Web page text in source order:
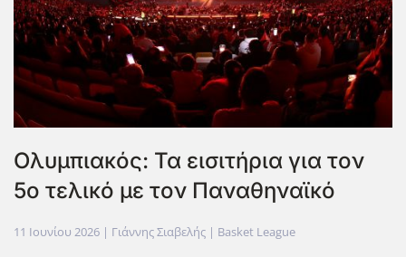
Ολυμπιακός: Τα εισιτήρια για τον
5ο τελικό με τον Παναθηναϊκό
11 Ιουνίου 2026 | Γιάννης Σιαβελής | Basket League